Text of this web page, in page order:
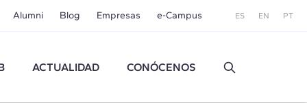
Alumni Blog Empresas e-Campus ES EN PT
ACTUALIDAD CONÓCENOS